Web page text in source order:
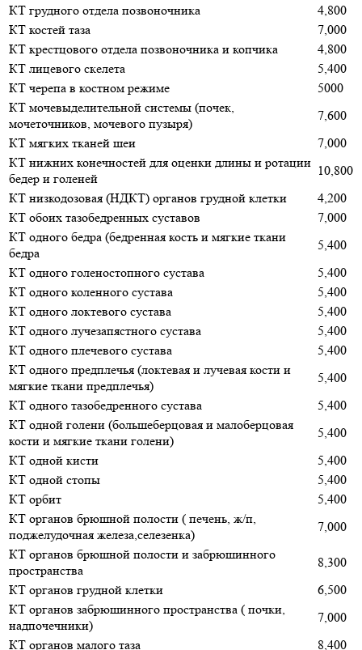
КТ грудного отдела позвоночника
4,800
КТ костей таза
7,000
КТ крестцового отдела позвоночника и копчика
4,800
КТ лицевого скелета
5,400
КТ черепа в костном режиме
5000
КТ мочевыделительной системы (почек,
мочеточников, мочевого пузыря)
7,600
КТ мягких тканей шеи
7,000
КТ нижних конечностей для оценки длины и ротации
бедер и голеней
10,800
КТ низкодозовая (НДКТ) органов грудной клетки
4,200
КТ обоих тазобедренных суставов
7,000
КТ одного бедра (бедренная кость и мягкие ткани
бедра
5,400
КТ одного голеностопного сустава
5,400
КТ одного коленного сустава
5,400
КТ одного локтевого сустава
5,400
КТ одного лучезапястного сустава
5,400
КТ одного плечевого сустава
5,400
КТ одного предплечья (локтевая и лучевая кости и
мягкие ткани предплечья)
5,400
КТ одного тазобедренного сустава
5,400
КТ одной голени (большеберцовая и малоберцовая
кости и мягкие ткани голени)
5,400
КТ одной кисти
5,400
КТ одной стопы
5,400
КТ орбит
5,400
КТ органов брюшной полости ( печень, ж/п,
поджелудочная железа,селезенка)
7,000
КТ органов брюшной полости и забрюшинного
пространства
8,300
КТ органов грудной клетки
6,500
КТ органов забрюшинного пространства ( почки,
надпочечники)
7,000
КТ органов малого таза
8,400